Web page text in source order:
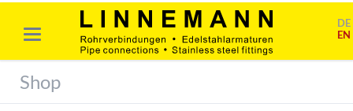
Erforderliche Cookies akzeptieren
Marketing & Analyse
ausgewertet werden. Das geschieht vor allem mit Cookies und mit
sogenannten Analyseprogrammen. Die Analyse Ihres Surf-
DE
EN
Shop